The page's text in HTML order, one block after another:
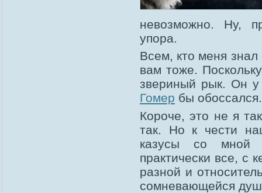
невозможно. Ну,
упора.
Всем, кто меня
вам тоже.
звериный рык. Он у
Гомер бы
Короче, это не я
так. Но к чести
казусы со мной
практически все, с
разной и
сомневающейся